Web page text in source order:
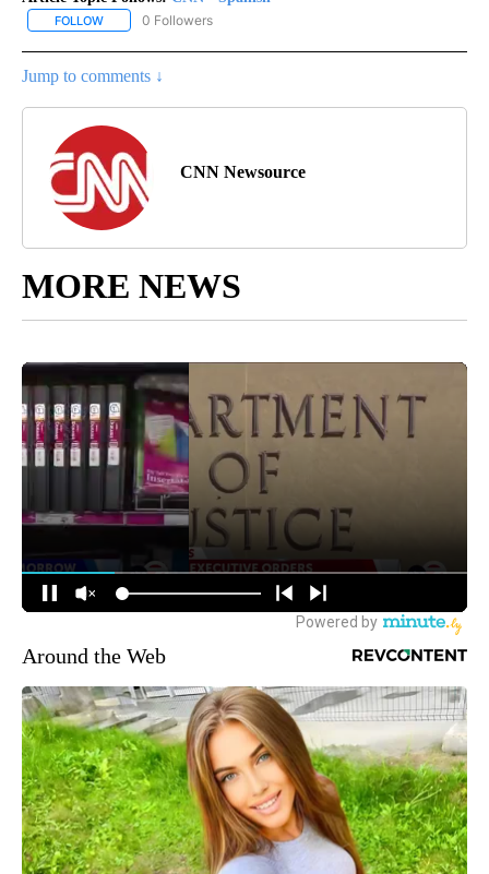
FOLLOW FOLLOW "CNN - SPANISH" TO RECEIVE NOTIFICATIONS ABOUT
0 Followers
Jump to comments ↓
CNN Newsource
MORE NEWS
Around the Web